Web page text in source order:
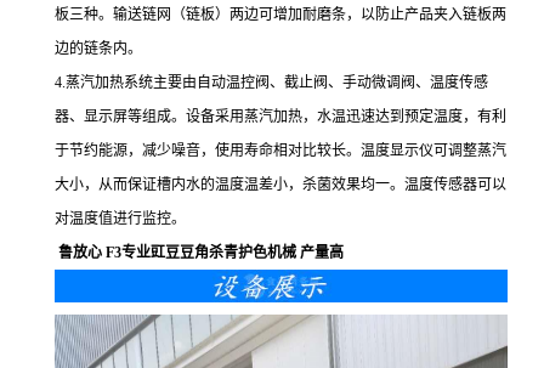
板三种。输送链网（链板）两边可增加耐磨条，以防止产品夹入链板两
边的链条内。
4.蒸汽加热系统主要由自动温控阀、截止阀、手动微调阀、温度传感
器、显示屏等组成。设备采用蒸汽加热，水温迅速达到预定温度，有利
于节约能源，减少噪音，使用寿命相对比较长。温度显示仪可调整蒸汽
大小，从而保证槽内水的温度温差小，杀菌效果均一。温度传感器可以
对温度值进行监控。
鲁放心 F3专业豇豆豆角杀青护色机械 产量高